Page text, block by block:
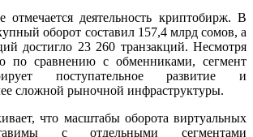
отмечается деятельность криптобирж. В
оборот составил 157,4 млрд сомов, а
достигло 23 260 транзакций. Несмотря
сравнению с обменниками, сегмент
поступательное развитие и
сложной рыночной инфраструктуры.
что масштабы оборота виртуальных
с отдельными сегментами